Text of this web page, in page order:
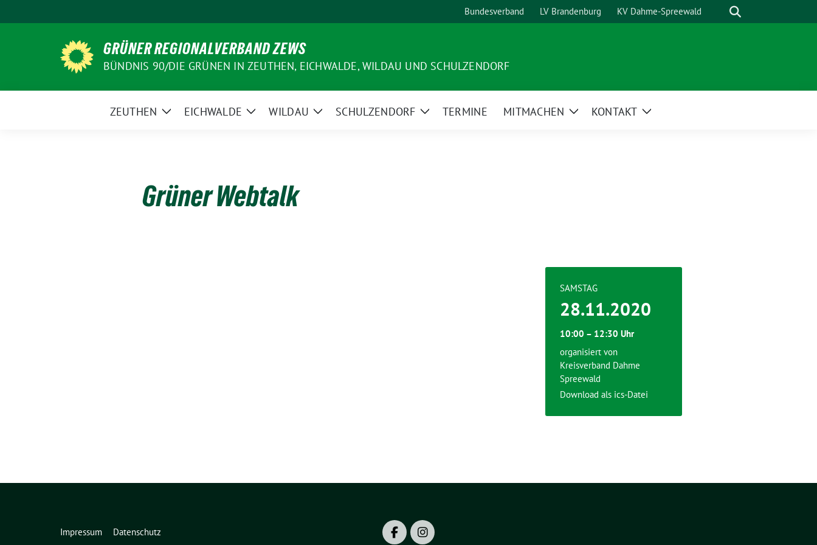
zum
Bundesverband LV Brandenburg KV Dahme-Spreewald Suche
GRÜNER REGIONALVERBAND ZEWS
BÜNDNIS 90/DIE GRÜNEN IN ZEUTHEN, EICHWALDE, WILDAU UND SCHULZENDORF
ZEUTHEN
ZeigeEICHWALDE
ZeigeWILDAU
ZeigeSCHULZENDORF
ZeigeTERMINE MITMACHEN
ZeigeKONTAKT
Zeige
Grüner Webtalk
SAMSTAG
28.11.2020
10:00 – 12:30 Uhr
organisiert von
Kreisverband Dahme
Spreewald
Download als ics-Datei
Impressum Datenschutz